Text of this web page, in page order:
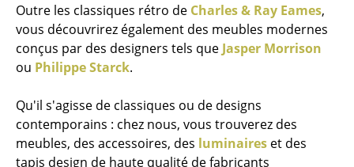
Outre les classiques rétro de Charles & Ray Eames,
vous découvrirez également des meubles modernes
conçus par des designers tels que Jasper Morrison
ou Philippe Starck.
Qu'il s'agisse de classiques ou de designs
contemporains : chez nous, vous trouverez des
meubles, des accessoires, des luminaires et des
tapis design de haute qualité de fabricants